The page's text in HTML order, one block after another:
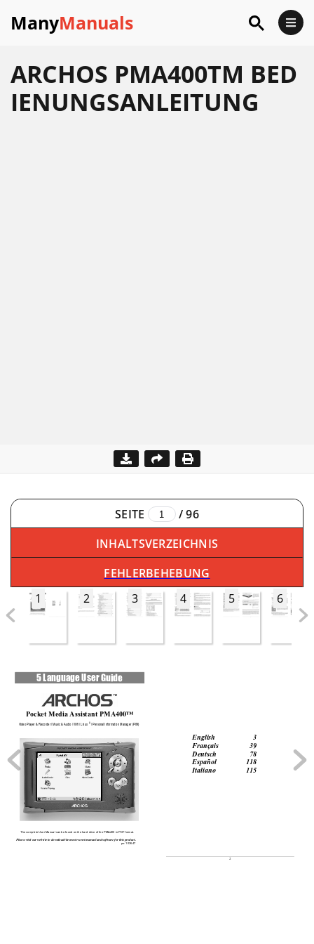
ManyManuals
ARCHOS PMA400TM BED
IENUNGSANLEITUNG
SEITE /96
INHALTSVERZEICHNIS
FEHLERBEHEBUNG
1
2 3 4 5 6
5 Language User Guide
Pocket Media Assistant PMA400™
Video Player & Recorder / Music & Audio / Wifi / Linux ® / Personal Information Manager (PIM)
Please visit our website to download the most recent manual and software for this product.
2
English 3
Français 39
Deutsch 78
Español 118
Italiano 115
pn: 103647
The complete User Manual can be found on the hard drive of the PMA400 in PDF format.